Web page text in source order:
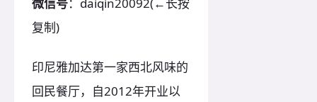
复制)
印尼雅加达第一家西北风味的
回民餐厅，自2012年开业以